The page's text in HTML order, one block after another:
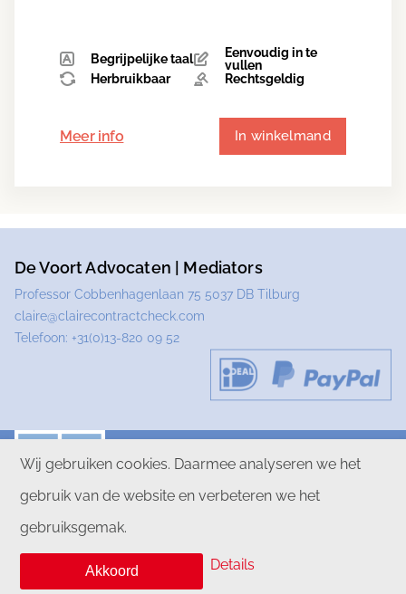
Begrijpelijke taal
Eenvoudig in te
vullen
Herbruikbaar
Rechtsgeldig
Meer info In winkelmand
De Voort Advocaten | Mediators
Professor Cobbenhagenlaan 75 5037 DB Tilburg
claire@clairecontractcheck.com
Telefoon: +31(0)13-820 09 52
PRIVACYVERKLARING
DISCLAIMER
ALGEMENE VOORWAARDEN
Wij gebruiken cookies. Daarmee analyseren we het
gebruik van de website en verbeteren we het
gebruiksgemak.
Details
Akkoord